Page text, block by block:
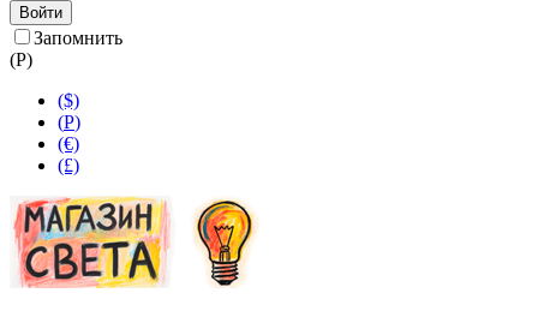
Войти
Запомнить
(Р)
($)
(Р)
(€)
(£)